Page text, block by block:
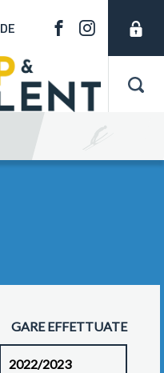
DE
GARE EFFETTUATE